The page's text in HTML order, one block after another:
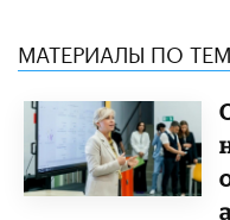
МАТЕРИАЛЫ ПО